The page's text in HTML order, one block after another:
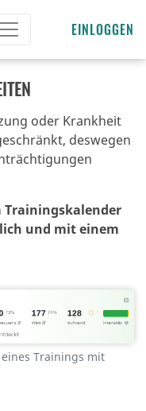
EINLOGGEN
oder Krankheit
deswegen
und mit einem
Trainings mit